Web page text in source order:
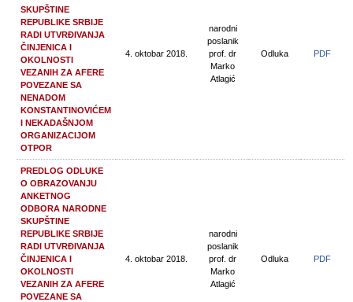
SKUPŠTINE
REPUBLIKE SRBIJE
RADI UTVRĐIVANJA
ČINJENICA I
OKOLNOSTI
VEZANIH ZA AFERE
POVEZANE SA
NENADOM
KONSTANTINOVIĆEM
I NEKADAŠNJOM
ORGANIZACIJOM
OTPOR
4. oktobar 2018.
narodni
poslanik
prof. dr
Marko
Atlagić
Odluka PDF
PREDLOG ODLUKE
O OBRAZOVANJU
ANKETNOG
ODBORA NARODNE
SKUPŠTINE
REPUBLIKE SRBIJE
RADI UTVRĐIVANJA
ČINJENICA I
OKOLNOSTI
VEZANIH ZA AFERE
POVEZANE SA
4. oktobar 2018.
narodni
poslanik
prof. dr
Marko
Atlagić
Odluka PDF